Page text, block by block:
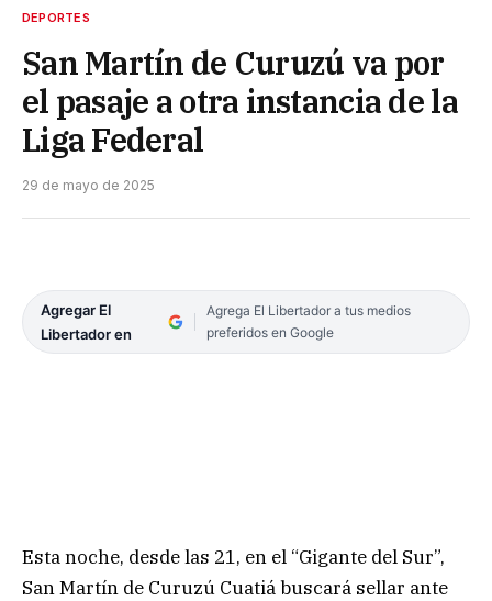
DEPORTES
San Martín de Curuzú va por
el pasaje a otra instancia de la
Liga Federal
29 de mayo de 2025
Agregar El
Libertador en
Agrega El Libertador a tus medios
preferidos en Google
Esta noche, desde las 21, en el “Gigante del Sur”,
San Martín de Curuzú Cuatiá buscará sellar ante